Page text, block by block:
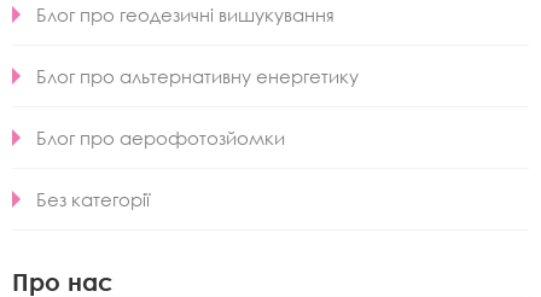
Блог про геодезичні вишукування
Блог про альтернативну енергетику
Блог про аерофотозйомки
Без категорії
Про нас